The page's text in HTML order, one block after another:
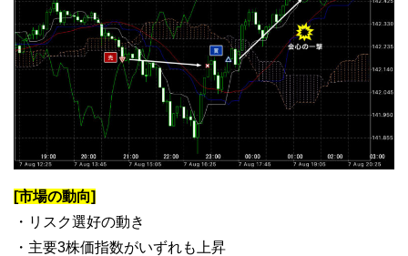
[市場の動向]
・リスク選好の動き
・主要3株価指数がいずれも上昇